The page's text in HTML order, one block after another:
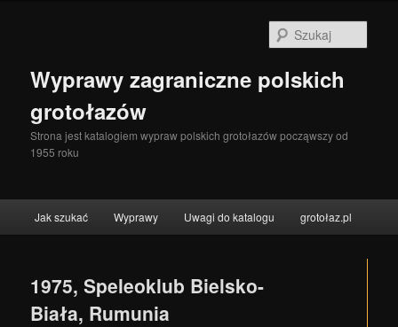
Wyprawy zagraniczne polskich
grotołazów
Strona jest katalogiem wypraw polskich grotołazów począwszy od
1955 roku
Przeskocz do tekstu
Przeskocz do widgetów
Jak szukać Wyprawy Uwagi do katalogu grotołaz.pl
1975, Speleoklub Bielsko-
Biała, Rumunia